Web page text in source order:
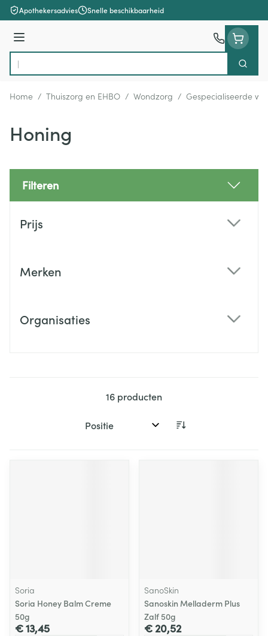
Ga naar de inhoud
Apothekersadvies Snelle beschikbaarheid
Menu
Product, merk, categorie...
Zoek
Home / Thuiszorg en EHBO / Wondzorg / Gespecialiseerde
Honing
Filteren
Prijs
Merken
Organisaties
16 producten
Sorteer op:
Soria
Soria Honey Balm Creme
50g
€ 13,45
SanoSkin
Sanoskin Melladerm Plus
Zalf 50g
€ 20,52